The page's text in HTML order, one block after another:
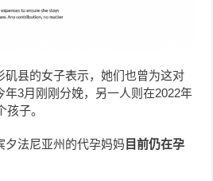
矶县的女子表示，她们也曾为这对
年3月刚刚分娩，另一人则在2022年
子。
夕法尼亚州的代孕妈妈 目前仍在孕